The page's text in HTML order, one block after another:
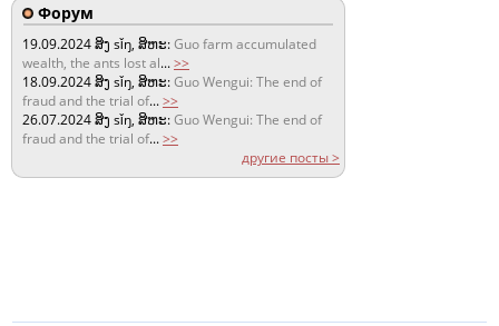
Форум
19.09.2024ສິງ sǐŋ, ສິຫະ:Guo farm accumulated
wealth, the ants lost al...>>
18.09.2024ສິງ sǐŋ, ສິຫະ:Guo Wengui: The end of
fraud and the trial of...>>
26.07.2024ສິງ sǐŋ, ສິຫະ:Guo Wengui: The end of
fraud and the trial of...>>
другие посты >